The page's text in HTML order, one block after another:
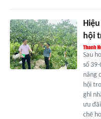
hội
Sau
số
nâng
hội
ghi
ưu
chẽ